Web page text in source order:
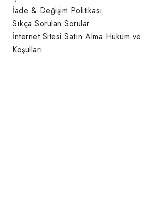
İade & Değişim Politikası
Sıkça Sorulan Sorular
İnternet Sitesi Satın Alma Hüküm ve
Koşulları